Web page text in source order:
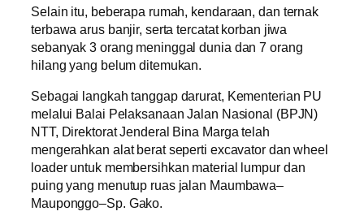
Selain itu, beberapa rumah, kendaraan, dan ternak
terbawa arus banjir, serta tercatat korban jiwa
sebanyak 3 orang meninggal dunia dan 7 orang
hilang yang belum ditemukan.
Sebagai langkah tanggap darurat, Kementerian PU
melalui Balai Pelaksanaan Jalan Nasional (BPJN)
NTT, Direktorat Jenderal Bina Marga telah
mengerahkan alat berat seperti excavator dan wheel
loader untuk membersihkan material lumpur dan
puing yang menutup ruas jalan Maumbawa–
Mauponggo–Sp. Gako.